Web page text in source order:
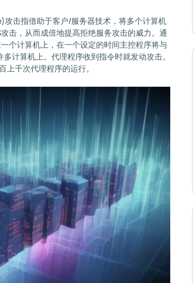
击指借助于客户/服务器技术，将多个计算机
击，从而成倍地提高拒绝服务攻击的威力。通
个计算机上，在一个设定的时间主控程序将与
计算机上。代理程序收到指令时就发动攻击。
千次代理程序的运行。